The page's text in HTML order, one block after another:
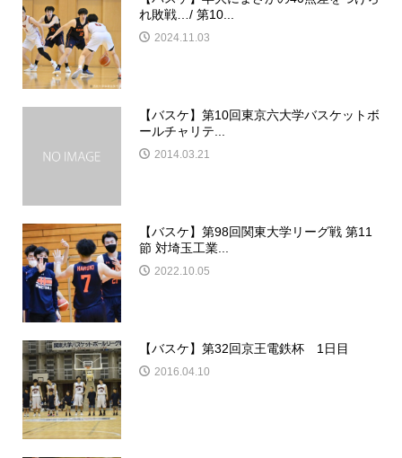
れ敗戦…/ 第10...
2024.11.03
【バスケ】第10回東京六大学バスケットボ
ールチャリテ...
2014.03.21
【バスケ】第98回関東大学リーグ戦 第11
節 対埼玉工業...
2022.10.05
【バスケ】第32回京王電鉄杯 1日目
2016.04.10